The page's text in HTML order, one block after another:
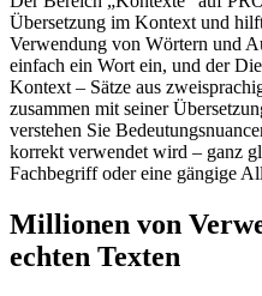
Übersetzung im Kontext und
Verwendung von Wörtern und
einfach ein Wort ein, und der
Kontext – Sätze aus
zusammen mit seiner
verstehen Sie
korrekt verwendet wird – ganz
Fachbegriff oder eine gängige
Millionen von
echten Texten